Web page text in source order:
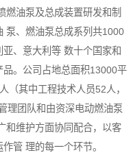
燃油泵及总成装置研发和制
泵、燃油泵总成系列共1000
、意大利等 数十个国家和
。公司占地总面积13000平
（其中工程技术人员52人，
理团队和由资深电动燃油泵
和维护方面协同配合，以客
管 理的每一个环节。